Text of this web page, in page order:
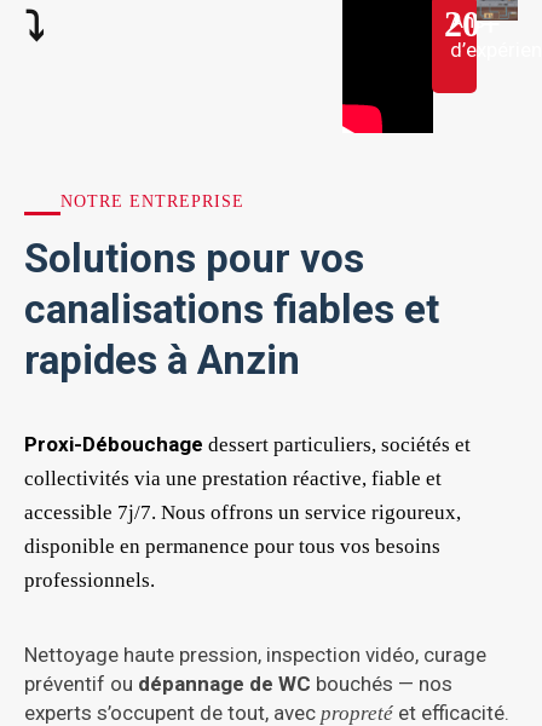
⤵︎
20+
Ans
NOTRE ENTREPRISE
Solutions pour vos
canalisations fiables et
rapides à Anzin
Proxi-Débouchage dessert particuliers, sociétés et
collectivités via une prestation réactive, fiable et
accessible 7j/7. Nous offrons un service rigoureux,
disponible en permanence pour tous vos besoins
professionnels.
Nettoyage haute pression, inspection vidéo, curage
préventif ou dépannage de WC bouchés — nos
experts s’occupent de tout, avec propreté et efficacité.